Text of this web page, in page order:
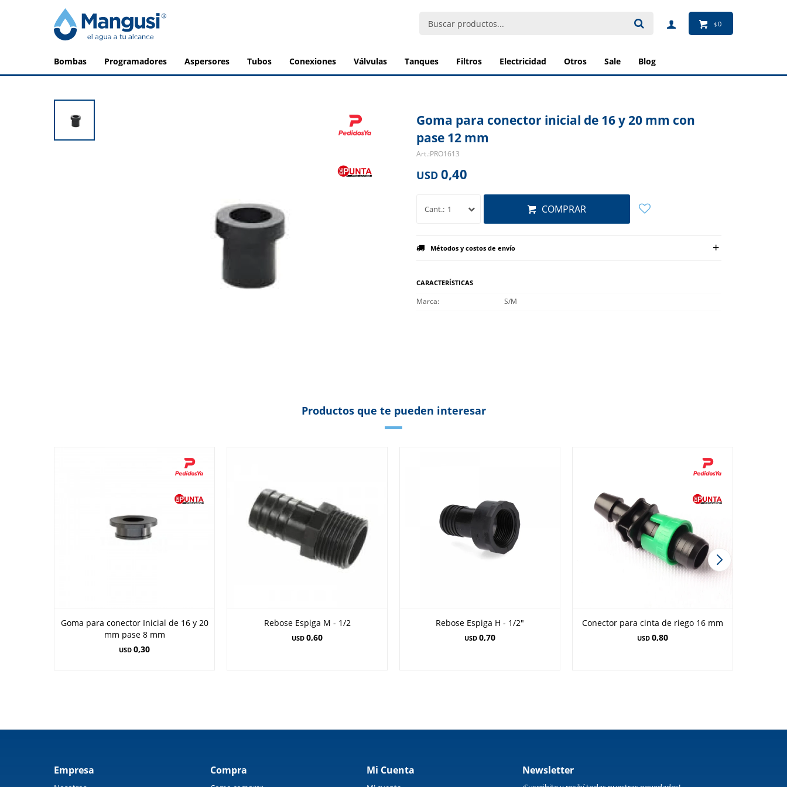
bombas programadores aspersores tubos conexiones válvulas tanques filtros electricidad otros sale blog
$0
Goma para conector inicial de 16 y 20 mm con
pase 12 mm
PRO1613
USD 0,40
1 COMPRAR
Métodos y costos de envío
CARACTERÍSTICAS
Marca S/M
Productos que te pueden interesar
Goma para conector Inicial de 16 y 20
mm pase 8 mm
USD 0,30
Rebose Espiga M - 1/2
USD 0,60
Rebose Espiga H - 1/2"
USD 0,70
Conector para cinta de riego 16 mm
USD 0,80
Empresa Compra Mi Cuenta Newsletter